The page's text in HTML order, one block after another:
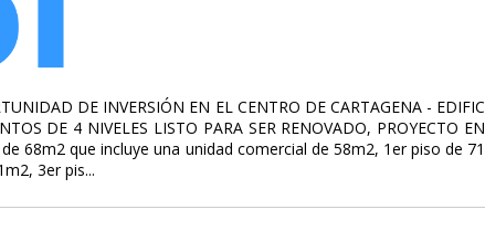
DE INVERSIÓN EN EL CENTRO DE CARTAGENA - EDIFIC
DE 4 NIVELES LISTO PARA SER RENOVADO, PROYECTO EN
68m2 que incluye una unidad comercial de 58m2, 1er piso de 71
3er pis...